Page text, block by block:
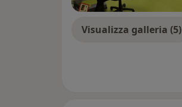
Visualizza galleria (5)